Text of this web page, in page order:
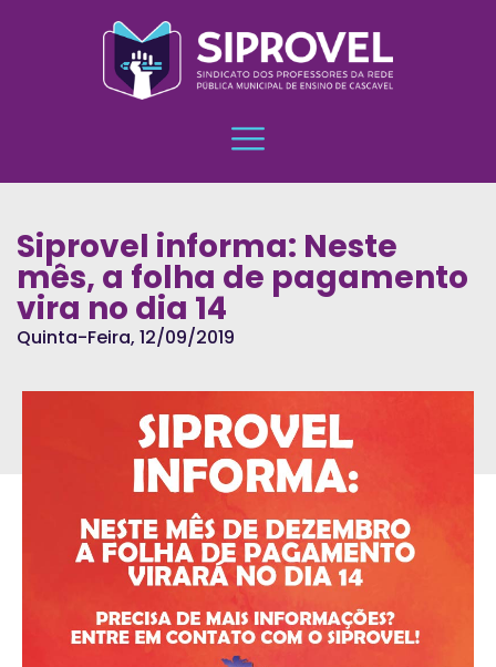
Siprovel informa: Neste
mês, a folha de pagamento
vira no dia 14
Quinta-Feira, 12/09/2019